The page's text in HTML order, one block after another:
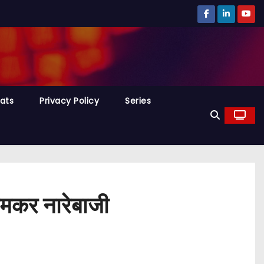
Privacy Policy Series
नारेबाजी